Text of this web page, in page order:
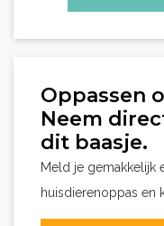
Oppassen
Neem
dit baasje.
Meld je gemakkelijk
huisdierenoppas en